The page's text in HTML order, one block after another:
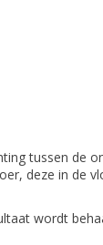
tussen de
deze in de
wordt